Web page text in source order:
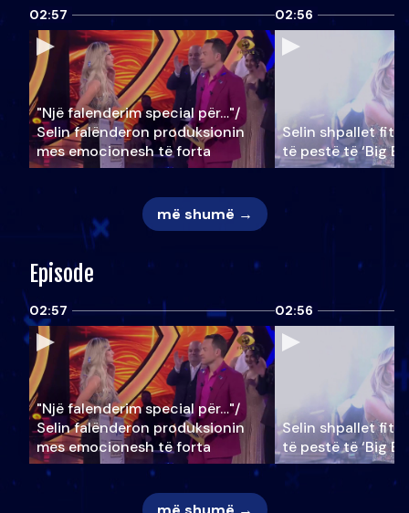
02:57
"Një falenderim special për…"/
Selin falënderon produksionin
mes emocionesh të forta
02:56
Selin shpallet
të pestë të ‘Big
më shumë →
Episode
02:57
"Një falenderim special për…"/
Selin falënderon produksionin
mes emocionesh të forta
02:56
Selin shpallet
të pestë të ‘Big